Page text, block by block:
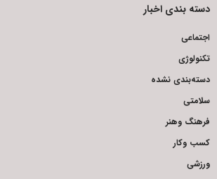
دسته بندی اخبار
اجتماعی
تکنولوژی
دسته‌بندی نشده
سلامتی
فرهنگ وهنر
کسب وکار
ورزشی